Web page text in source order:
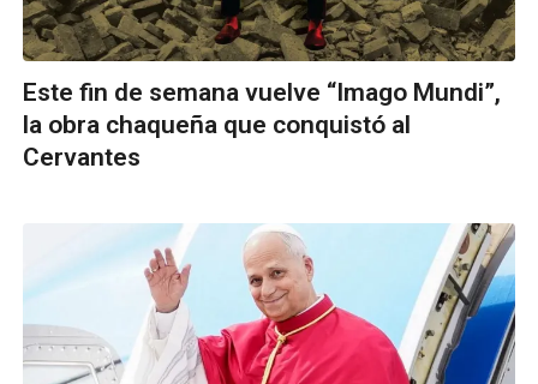
Este fin de semana vuelve “Imago Mundi”,
la obra chaqueña que conquistó al
Cervantes